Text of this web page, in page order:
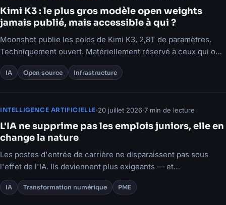
Kimi K3 : le plus gros modèle open weights
jamais publié, mais accessible à qui ?
Moonshot publie les poids de Kimi K3, 2,8T de paramètres.
Techniquement ouvert. Matériellement réservé à ceux qui ont
déjà le datacenter.
IA Open source Infrastructure
INTELLIGENCE ARTIFICIELLE·20 juillet 2026·7 min de lecture
L'IA ne supprime pas les emplois juniors, elle en
change la nature
Les postes d'entrée de carrière ne disparaissent pas sous
l'effet de l'IA. Ils deviennent plus exigeants — et
l'apprentissage en souffre.
IA Transformation numérique PME